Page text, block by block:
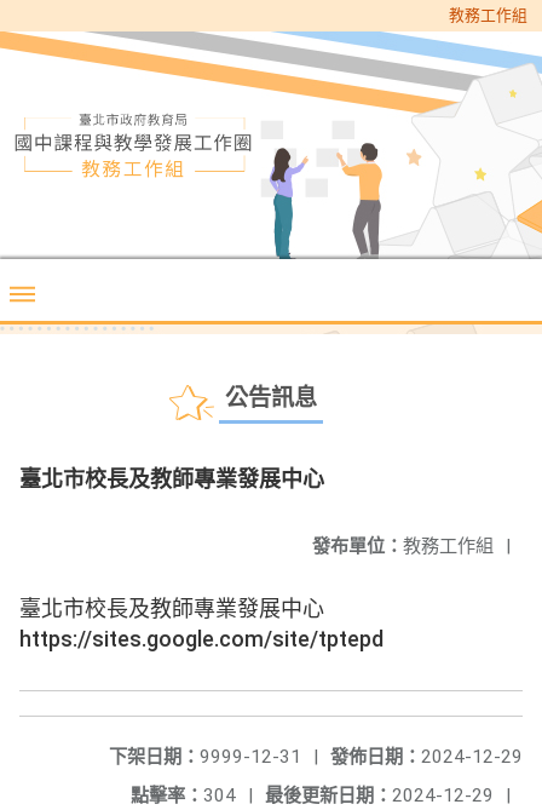
教務工作組
公告訊息
臺北市校長及教師專業發展中心
發布單位： 教務工作組 |
臺北市校長及教師專業發展中心
https://sites.google.com/site/tptepd
發佈日期： 2024-12-29
下架日期： 9999-12-31
|
最後更新日期： 2024-12-29 |
點擊率： 304 |